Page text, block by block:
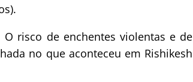
risco de enchentes violentas e de
no que aconteceu em Rishikesh